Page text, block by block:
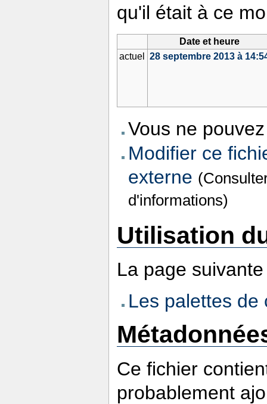
qu'il était à ce
Date et heure
actuel
28 septembre 2013 à
Vous ne
Modifier ce
externe
d'informations)
Utilisation
La page
Les palettes de
Ce fichier
probablement